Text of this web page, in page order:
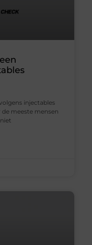
injectables
meeste mensen